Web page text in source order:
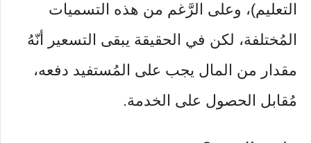
التعليم)، وعلى الرَّغم من هذه التسميات
المُختلفة، لكن في الحقيقة يبقى التسعير أنّهُ
مقدار من المال يجب على المُستفيد دفعه،
مُقابل الحصول على الخدمة.